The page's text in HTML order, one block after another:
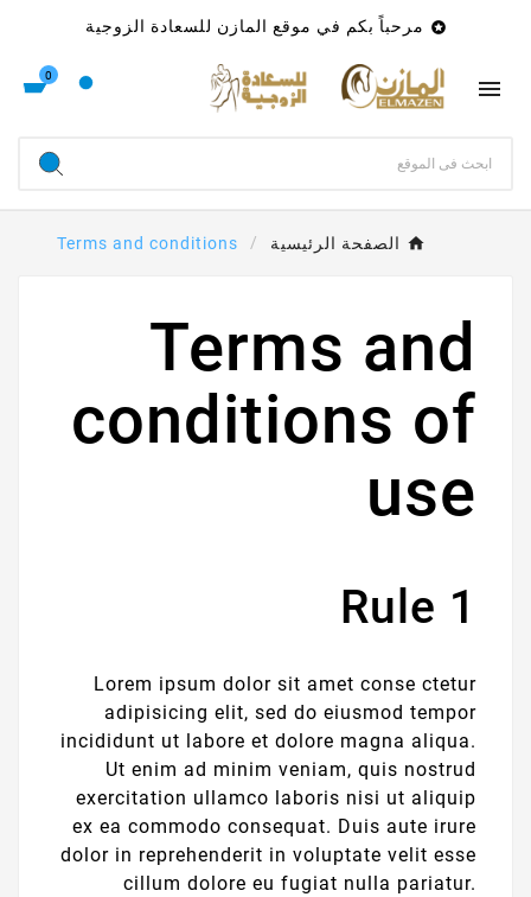
 مرحباً بكم في موقع المازن للسعادة الزوجية

0
الصفحة الرئيسية Terms and conditions
Terms and
conditions of
use
Rule 1
Lorem ipsum dolor sit amet conse ctetur
adipisicing elit, sed do eiusmod tempor
incididunt ut labore et dolore magna aliqua.
Ut enim ad minim veniam, quis nostrud
exercitation ullamco laboris nisi ut aliquip
ex ea commodo consequat. Duis aute irure
dolor in reprehenderit in voluptate velit esse
cillum dolore eu fugiat nulla pariatur.